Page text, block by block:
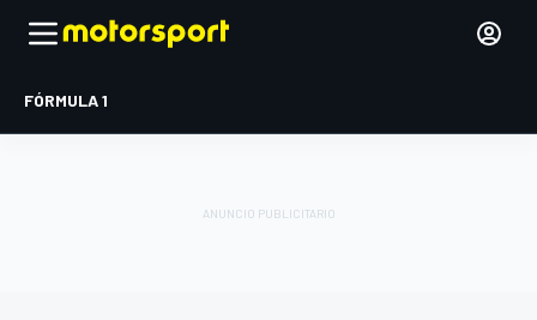
FÓRMULA 1